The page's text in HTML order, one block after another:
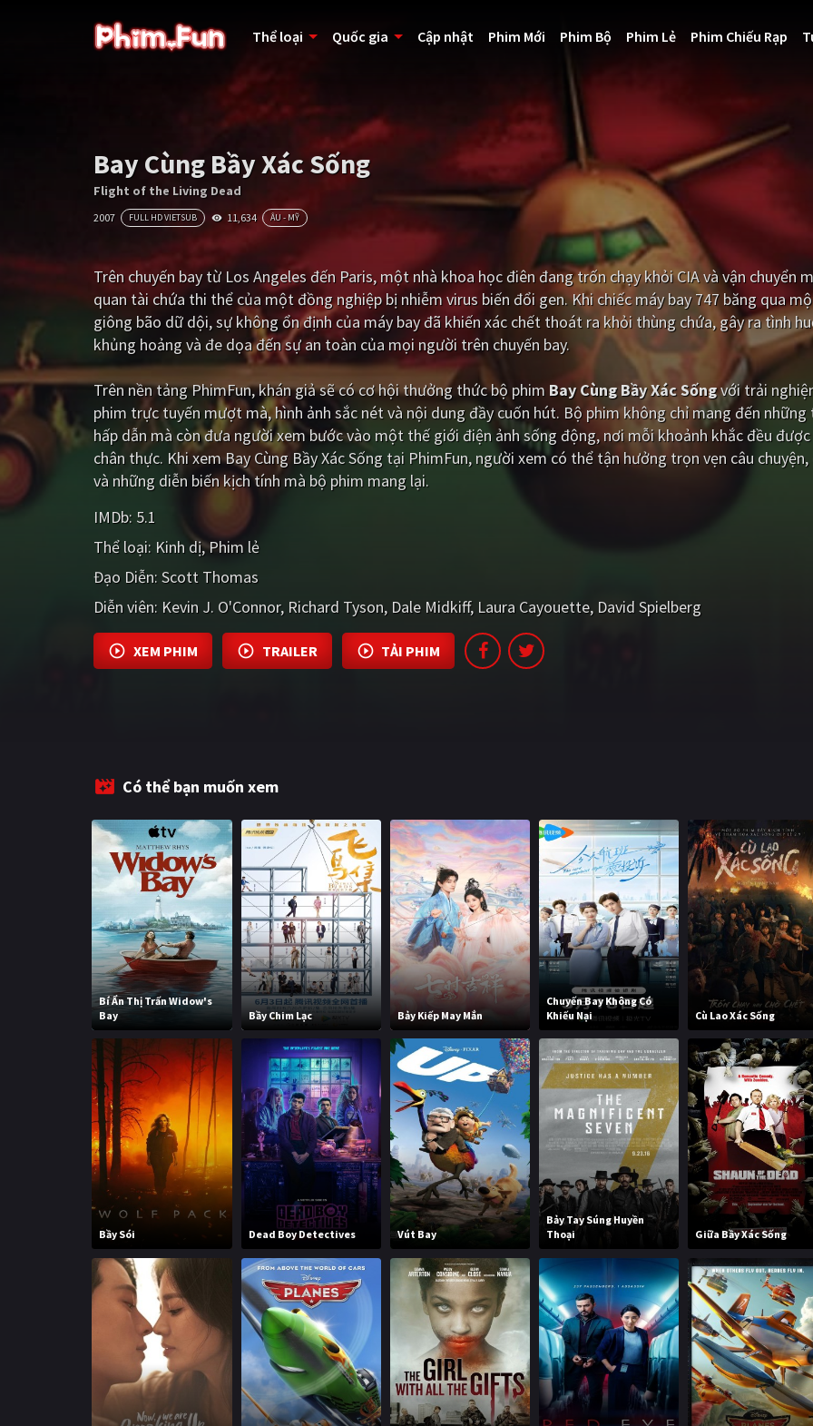
Thể loại Quốc gia Cập nhật Phim Mới Phim Bộ Phim Lẻ Phim Chiếu Rạp
Bay Cùng Bầy Xác Sống
Flight of the Living Dead
2007 FULL HD VIETSUB 11,634 ÂU - MỸ
Trên chuyến bay từ Los Angeles đến Paris, một nhà khoa học điên đang trốn chạy khỏi CIA và vận chuyển
quan tài chứa thi thể của một đồng nghiệp bị nhiễm virus biến đổi gen. Khi chiếc máy bay 747 băng qua
giông bão dữ dội, sự không ổn định của máy bay đã khiến xác chết thoát ra khỏi thùng chứa, gây ra tình
khủng hoảng và đe dọa đến sự an toàn của mọi người trên chuyến bay.
Trên nền tảngPhimFun, khán giả sẽ có cơ hội thưởng thức bộ phim Bay Cùng Bầy Xác Sốngvới trải
phim trực tuyến mượt mà, hình ảnh sắc nét và nội dung đầy cuốn hút. Bộ phim không chỉ mang đến
hấp dẫn mà còn đưa người xem bước vào một thế giới điện ảnh sống động, nơi mỗi khoảnh khắc đều
chân thực. Khi xem Bay Cùng Bầy Xác Sống tại PhimFun, người xem có thể tận hưởng trọn vẹn câu chuyện,
và những diễn biến kịch tính mà bộ phim mang lại.
IMDb: 5.1
Thể loại: Kinh dị Phim lẻ
Đạo Diễn: Scott Thomas
Diễn viên: Kevin J. O'Connor Richard Tyson Dale Midkiff Laura Cayouette David Spielberg
XEM PHIM TRAILER TẢI PHIM
Có thể bạn muốn xem
Bí Ẩn Thị Trấn Widow's
Bay
Bầy Chim Lạc Bảy Kiếp May Mắn
Chuyến Bay Không Có
Khiếu Nại
Cù Lao Xác Sống
Bầy Sói Dead Boy Detectives Vút Bay
Bảy Tay Súng Huyền
Thoại
Giữa Bầy Xác Sống